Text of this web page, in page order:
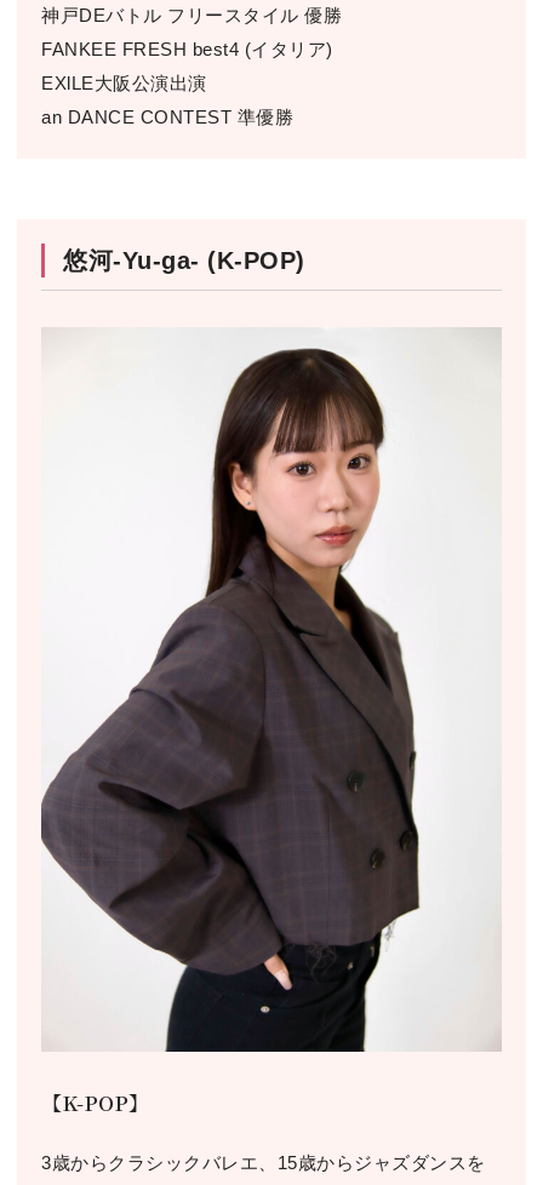
神戸DEバトル フリースタイル 優勝
FANKEE FRESH best4 (イタリア)
EXlLE大阪公演出演
an DANCE CONTEST 準優勝
悠河-Yu-ga- (K-POP)
【K-POP】
3歳からクラシックバレエ、15歳からジャズダンスを